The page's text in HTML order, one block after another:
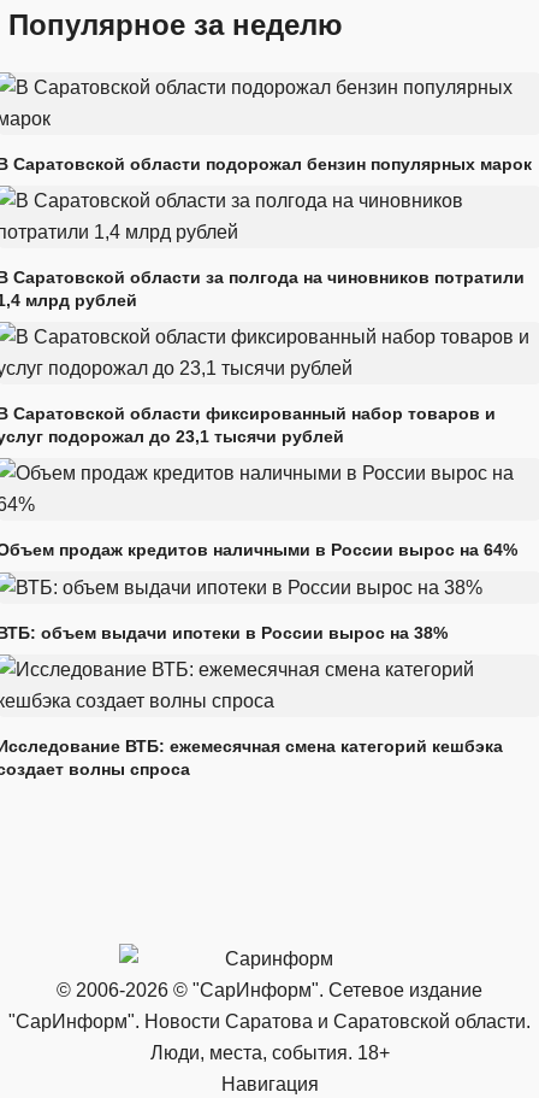
Популярное за неделю
Саратовской области подорожал бензин популярных марок
Саратовской области за полгода на чиновников потратили
млрд рублей
Саратовской области фиксированный набор товаров и
подорожал до 23,1 тысячи рублей
продаж кредитов наличными в России вырос на 64%
объем выдачи ипотеки в России вырос на 38%
ВТБ: ежемесячная смена категорий кешбэка
волны спроса
© 2006-2026 © "СарИнформ". Сетевое издание
"СарИнформ". Новости Саратова и Саратовской области.
Люди, места, события. 18+
Навигация